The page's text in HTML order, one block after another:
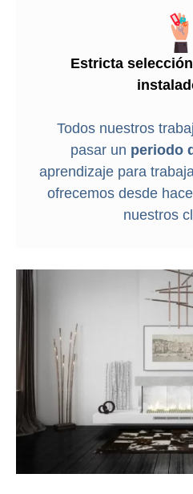
Estricta
Todos nuestros
pasar un periodo
aprendizaje para
ofrecemos desde
nuestros